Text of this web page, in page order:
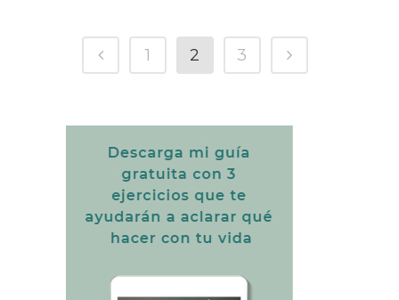
1 2 3